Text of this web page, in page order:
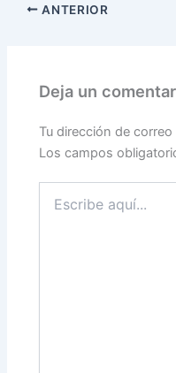
ANTERIOR
Deja un
Tu dirección de
Los campos
aquí...